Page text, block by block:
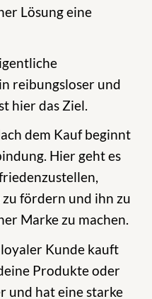
Lösung eine
reibungsloser und
hier das Ziel.
dem Kauf beginnt
Hier geht es
fördern und ihn zu
Marke zu machen.
Kunde kauft
Produkte oder
und hat eine starke